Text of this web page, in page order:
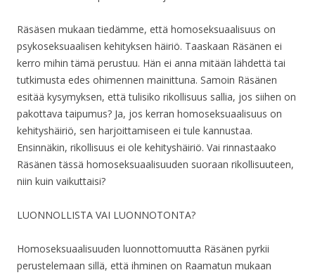
Räsäsen mukaan tiedämme, että homoseksuaalisuus on
psykoseksuaalisen kehityksen häiriö. Taaskaan Räsänen ei
kerro mihin tämä perustuu. Hän ei anna mitään lähdettä tai
tutkimusta edes ohimennen mainittuna. Samoin Räsänen
esitää kysymyksen, että tulisiko rikollisuus sallia, jos siihen on
pakottava taipumus? Ja, jos kerran homoseksuaalisuus on
kehityshäiriö, sen harjoittamiseen ei tule kannustaa.
Ensinnäkin, rikollisuus ei ole kehityshäiriö. Vai rinnastaako
Räsänen tässä homoseksuaalisuuden suoraan rikollisuuteen,
niin kuin vaikuttaisi?
LUONNOLLISTA VAI LUONNOTONTA?
Homoseksuaalisuuden luonnottomuutta Räsänen pyrkii
perustelemaan sillä, että ihminen on Raamatun mukaan